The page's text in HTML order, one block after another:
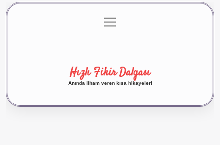
Gizlilik Politikası
menüyü
aç
Hızlı Fikir Dalgası
Anında ilham veren kısa hikayeler!